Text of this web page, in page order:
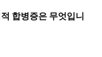
합병증은 무엇입니